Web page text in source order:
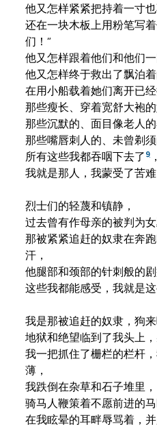
他又怎样紧紧把持着一寸
还在一块木板上用粉笔写
们！”
他又怎样跟着他们和他们
他又怎样终于救出了飘泊着
在用小船载着她们离开已
那些瘦长、穿着宽舒大袍
那些沉默的、面目像老人
那些嘴唇刺人的、未曾剃
所有这些我都吞咽下去了 9
我就是那人，我蒙受了苦
烈士们的轻蔑和镇静，
过去曾有作母亲的被判为
那被紧紧追赶的奴隶在奔
汗，
他腿部和颈部的针刺般的
这些我都能感受，我就是这
我是那被追赶的奴隶，狗
地狱和绝望临到了我头上
我一把抓住了栅栏的栏杆
薄，
我跌倒在杂草和石子堆里，
骑马人鞭策着不愿前进的
在我眩晕的耳畔辱骂着，并